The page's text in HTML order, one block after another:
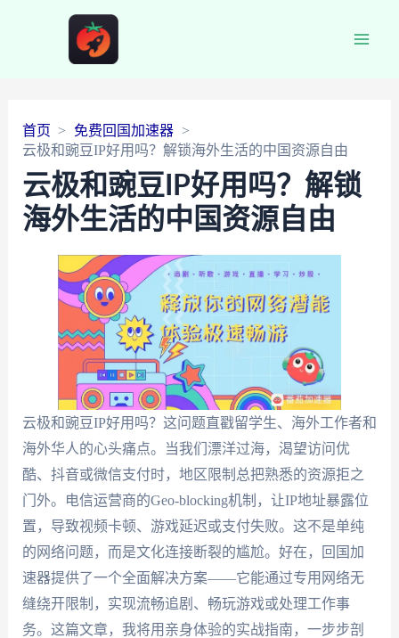
首页
免费回国加速器
云极和豌豆IP好用吗？解锁海外生活的中国资源自由
云极和豌豆IP好用吗？解锁
海外生活的中国资源自由
云极和豌豆IP好用吗？这问题直戳留学生、海外工作者和
海外华人的心头痛点。当我们漂洋过海，渴望访问优
酷、抖音或微信支付时，地区限制总把熟悉的资源拒之
门外。电信运营商的Geo-blocking机制，让IP地址暴露位
置，导致视频卡顿、游戏延迟或支付失败。这不是单纯
的网络问题，而是文化连接断裂的尴尬。好在，回国加
速器提供了一个全面解决方案——它能通过专用网络无
缝绕开限制，实现流畅追剧、畅玩游戏或处理工作事
务。这篇文章，我将用亲身体验的实战指南，一步步剖